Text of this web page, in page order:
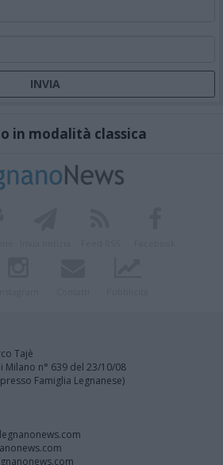
in modalità classica
Tajè
Milano n° 639 del 23/10/08
Famiglia Legnanese)